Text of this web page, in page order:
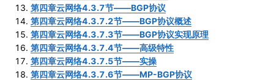
第四章云网络4.3.7节——BGP协议
第四章云网络4.3.7.2节——BGP协议概述
第四章云网络4.3.7.3节——BGP协议实现原理
第四章云网络4.3.7.4节——高级特性
第四章云网络4.3.7.5节——实操
第四章云网络4.3.7.6节——MP-BGP协议